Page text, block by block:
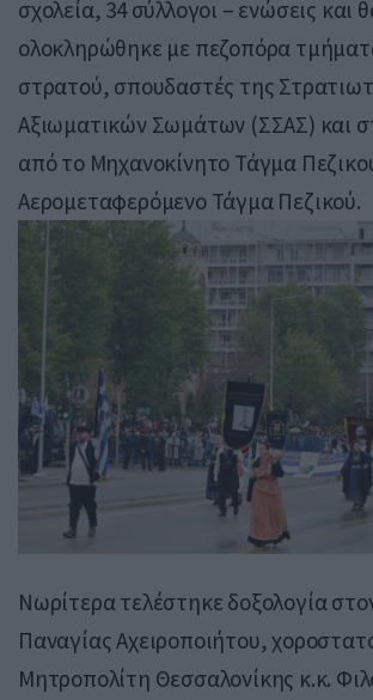
σχολεία, 34 σύλλογοι – ενώσεις και
ολοκληρώθηκε με πεζοπόρα
στρατού, σπουδαστές της
Αξιωματικών Σωμάτων (ΣΣΑΣ) και
από το Μηχανοκίνητο Τάγμα
Αερομεταφερόμενο Τάγμα Πεζικού.
Νωρίτερα τελέστηκε δοξολογία
Παναγίας Αχειροποιήτου,
Μητροπολίτη Θεσσαλονίκης κ.κ.